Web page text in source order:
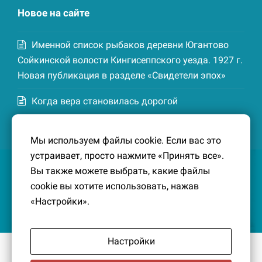
Новое на сайте
Именной список рыбаков деревни Югантово
Сойкинской волости Кингисеппского уезда. 1927 г.
Новая публикация в разделе «Свидетели эпох»
Когда вера становилась дорогой
Котельской волости Кингисеппского уезда. 1926-
27 гг. Новая публикация в разделе «Свидетели
эпох»
Мы используем файлы cookie. Если вас это
устраивает, просто нажмите «Принять все».
Вы также можете выбрать, какие файлы
cookie вы хотите использовать, нажав
«Настройки».
Настройки